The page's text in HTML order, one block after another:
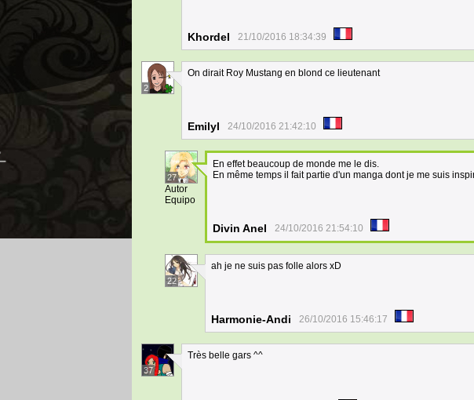
Khordel 21/10/2016 18:34:39
2
On dirait Roy Mustang en blond ce lieutenant
Emilyl 24/10/2016 21:42:10
27
Autor
Equipo
En effet beaucoup de monde me le dis.
En même temps il fait partie d'un manga dont je me suis
Divin Anel 24/10/2016 21:54:10
22
ah je ne suis pas folle alors xD
Harmonie-Andi 26/10/2016 15:46:17
37
Très belle gars ^^